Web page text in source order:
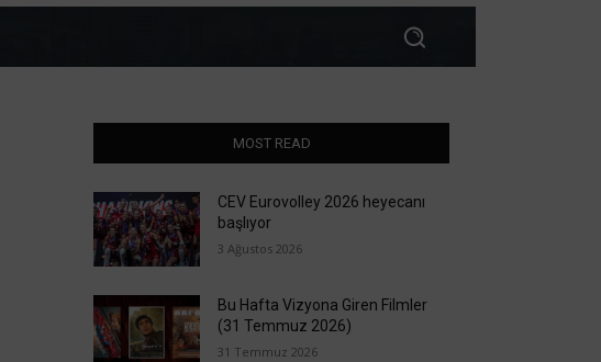
MOST READ
CEV Eurovolley 2026 heyecanı
başlıyor
3 Ağustos 2026
Bu Hafta Vizyona Giren Filmler
(31 Temmuz 2026)
31 Temmuz 2026